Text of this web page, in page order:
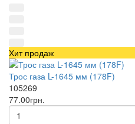
Хит продаж
Трос газа L-1645 мм (178F)
105269
77.00грн.